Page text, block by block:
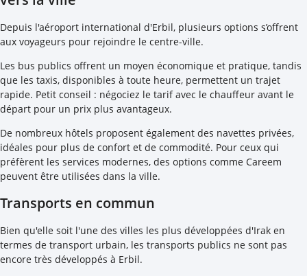
Depuis l'aéroport international d'Erbil, plusieurs options s’offrent
aux voyageurs pour rejoindre le centre-ville.
Les bus publics offrent un moyen économique et pratique, tandis
que les taxis, disponibles à toute heure, permettent un trajet
rapide. Petit conseil : négociez le tarif avec le chauffeur avant le
départ pour un prix plus avantageux.
De nombreux hôtels proposent également des navettes privées,
idéales pour plus de confort et de commodité. Pour ceux qui
préfèrent les services modernes, des options comme Careem
peuvent être utilisées dans la ville.
Transports en commun
Bien qu'elle soit l'une des villes les plus développées d'Irak en
termes de transport urbain, les transports publics ne sont pas
encore très développés à Erbil.